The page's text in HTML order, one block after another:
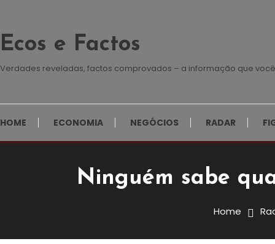
Content
Ecos e Factos
Verdades reveladas, factos comprovados – a informação que
HOME ECONOMIA NEGÓCIOS RADAR
Ninguém sabe
Home